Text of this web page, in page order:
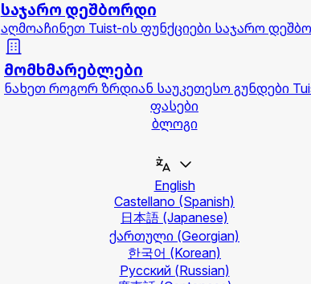
საჯარო დეშბორდი
აღმოაჩინეთ Tuist-ის ფუნქციები საჯარო
მომხმარებლები
ნახეთ როგორ ზრდიან საუკეთესო გუნდები
ფასები
ბლოგი
English
Castellano (Spanish)
日本語 (Japanese)
ქართული (Georgian)
한국어 (Korean)
Русский (Russian)